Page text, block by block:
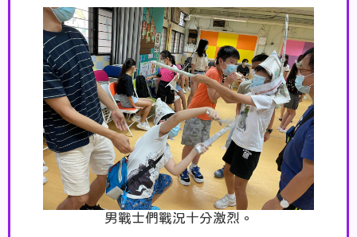
男戰士們戰況十分激烈。